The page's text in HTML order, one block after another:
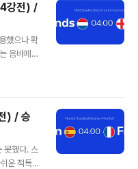
미없었
. 그래서
인의 지
Fabiá
강전) /
했으나 확
음바페가
이 빠진
윌리엄스
였다. 지
패를 기록
한다. 다
) / 승
못했다. 스
운 적특)